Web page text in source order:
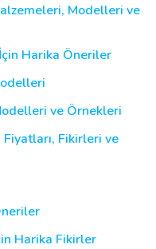
Modelleri ve
Harika Öneriler
ve Örnekleri
Fikirleri ve
Harika Fikirler